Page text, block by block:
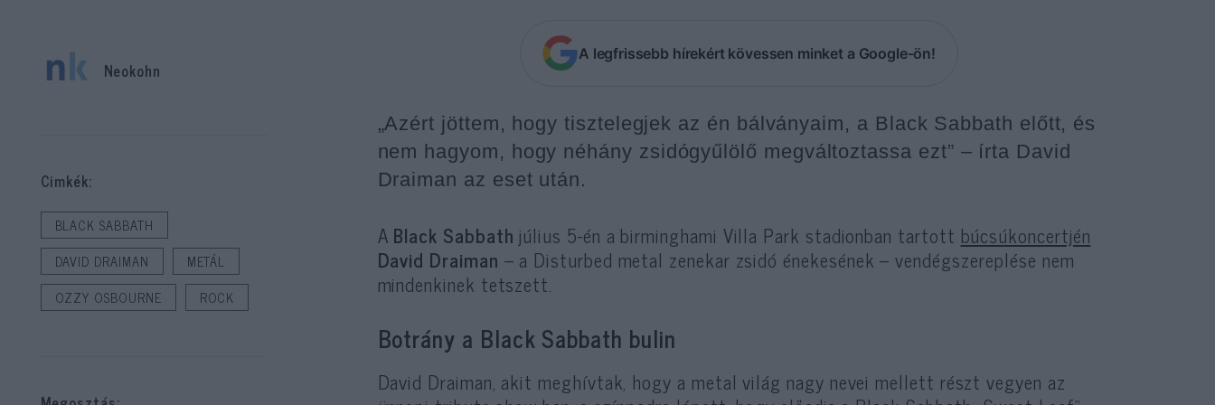
A legfrissebb hírekért kövessen minket a Google-ön!
„Azért jöttem, hogy tisztelegjek az én bálványaim, a Black Sabbath előtt, és
nem hagyom, hogy néhány zsidógyűlölő megváltoztassa ezt” – írta David
Draiman az eset után.
A Black Sabbath július 5-én a birminghami Villa Park stadionban tartott búcsúkoncertjén
David Draiman – a Disturbed metal zenekar zsidó énekesének – vendégszereplése nem
mindenkinek tetszett.
Botrány a Black Sabbath bulin
David Draiman, akit meghívtak, hogy a metal világ nagy nevei mellett részt vegyen az
Neokohn
Cimkék:
BLACK SABBATH
DAVID DRAIMAN
METÁL
OZZY OSBOURNE
ROCK